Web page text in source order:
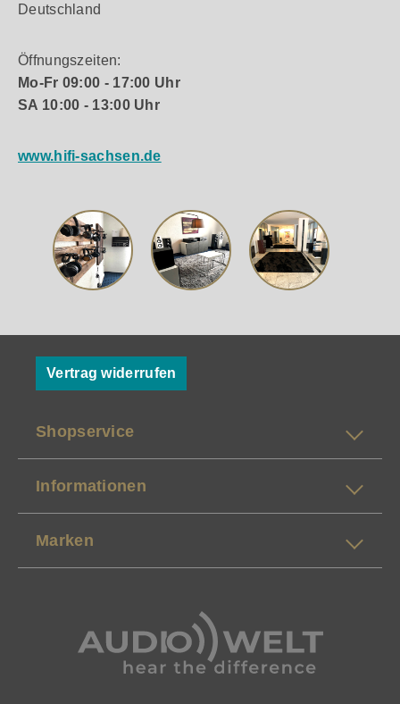
Deutschland
Öffnungszeiten:
Mo-Fr 09:00 - 17:00 Uhr
SA 10:00 - 13:00 Uhr
www.hifi-sachsen.de
Vertrag widerrufen
Shopservice
Informationen
Marken